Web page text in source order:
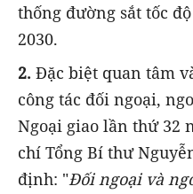
thống đường sắt tốc
2030.
2. Đặc biệt quan tâm
công tác đối ngoại,
Ngoại giao lần thứ 32
chí Tổng Bí thư
định: "Đối ngoại và